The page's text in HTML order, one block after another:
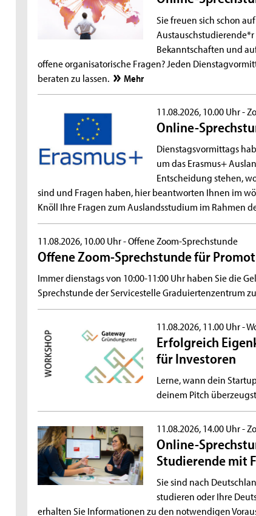
Sie freuen sich schon
Austauschstudierende*r
Bekanntschaften und
offene organisatorische Fragen? Jeden
beraten zu lassen.
Mehr
11.08.2026, 10.00 Uhr -
Online-
Dienstagsvormittags
um das Erasmus+
Entscheidung stehen,
sind und Fragen haben, hier beantworten Ihnen im
Knöll Ihre Fragen zum Auslandsstudium im Rahmen
11.08.2026, 10.00 Uhr -Offene Zoom-Sprechstunde
Offene Zoom-Sprechstunde für
Immer dienstags von 10:00-11:00 Uhr haben Sie die
Sprechstunde der Servicestelle Graduiertenzentrum
11.08.2026, 11.00 Uhr -
Erfolgreich
für Investoren
Lerne, wann dein
deinem Pitch
11.08.2026, 14.00 Uhr -
Online-
Studierende mit
Sie sind nach
studieren oder Ihre
erhalten Sie Informationen zu den notwendigen